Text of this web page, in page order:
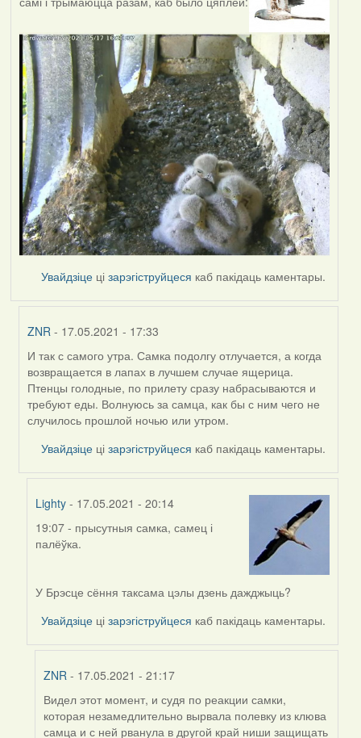
Увайдзіце цізарэгіструйцеся каб пакідаць каментары.
ZNR - 17.05.2021 - 17:33
In
reply
to
by
Harrier
И так с самого утра. Самка подолгу отлучается, а когда
возвращается в лапах в лучшем случае ящерица.
Птенцы голодные, по прилету сразу набрасываются и
требуют еды. Волнуюсь за самца, как бы с ним чего не
случилось прошлой ночью или утром.
Увайдзіце цізарэгіструйцеся каб пакідаць каментары.
Lighty - 17.05.2021 - 20:14
In
reply
ZNR
19:07 - прысутныя самка, самец і
палёўка.
У Брэсце сёння таксама цэлы дзень дажджыць?
Увайдзіце цізарэгіструйцеся каб пакідаць каментары.
ZNR- 17.05.2021 - 21:17
In
reply
Видел этот момент, и судя по реакции самки,
которая незамедлительно вырвала полевку из клюва
самца и с ней рванула в другой край ниши защищать